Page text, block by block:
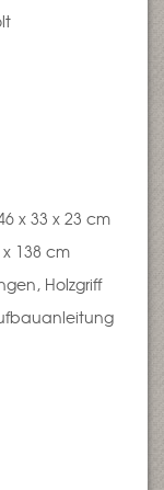
x 33 x 23 cm
138 cm
Holzgriff